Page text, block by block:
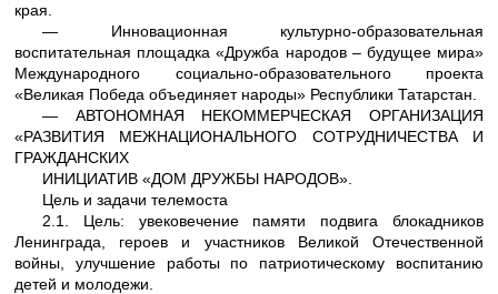
края.
― Инновационная культурно-образовательная
воспитательная площадка «Дружба народов – будущее мира»
Международного социально-образовательного проекта
«Великая Победа объединяет народы» Республики Татарстан.
― АВТОНОМНАЯ НЕКОММЕРЧЕСКАЯ ОРГАНИЗАЦИЯ
«РАЗВИТИЯ МЕЖНАЦИОНАЛЬНОГО СОТРУДНИЧЕСТВА И
ГРАЖДАНСКИХ
ИНИЦИАТИВ «ДОМ ДРУЖБЫ НАРОДОВ».
Цель и задачи телемоста
2.1. Цель: увековечение памяти подвига блокадников
Ленинграда, героев и участников Великой Отечественной
войны, улучшение работы по патриотическому воспитанию
детей и молодежи.